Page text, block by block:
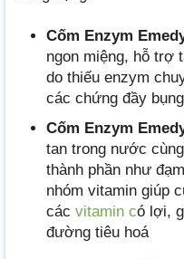
Cốm Enzym
ngon miệng, hỗ trợ
do thiếu enzym
các chứng đầy
Cốm Enzym
tan trong nước
thành phần như
nhóm vitamin giúp
các vitamin có lợi,
đường tiêu hoá